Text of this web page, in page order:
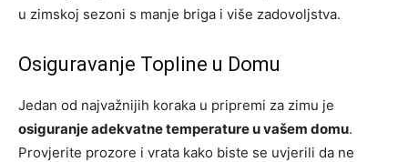
u zimskoj sezoni s manje briga i više zadovoljstva.
Osiguravanje Topline u Domu
Jedan od najvažnijih koraka u pripremi za zimu je
osiguranje adekvatne temperature u vašem domu.
Provjerite prozore i vrata kako biste se uvjerili da ne